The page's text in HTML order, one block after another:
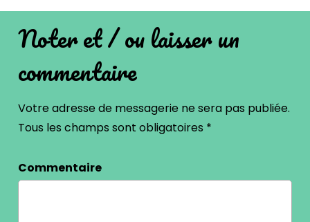
Noter et / ou laisser un
commentaire
Votre adresse de messagerie ne sera pas publiée.
Tous les champs sont obligatoires *
Commentaire